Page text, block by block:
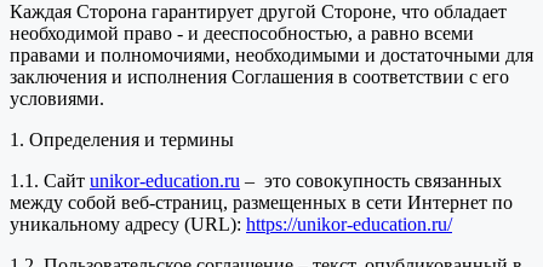
Каждая Сторона гарантирует другой Стороне, что обладает
необходимой право - и дееспособностью, а равно всеми
правами и полномочиями, необходимыми и достаточными для
заключения и исполнения Соглашения в соответствии с его
условиями.
1. Определения и термины
1.1. Сайт unikor-education.ru – это совокупность связанных
между собой веб-страниц, размещенных в сети Интернет по
уникальному адресу (URL): https://unikor-education.ru/